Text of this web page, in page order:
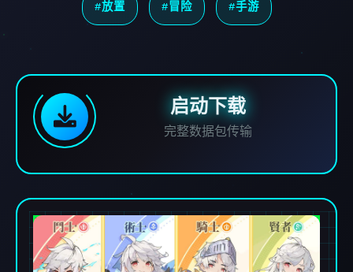
#放置 #冒险 #手游
启动下载
完整数据包传输